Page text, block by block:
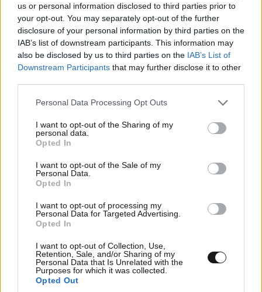
us or personal information disclosed to third parties prior to
your opt-out. You may separately opt-out of the further
disclosure of your personal information by third parties on the
IAB’s list of downstream participants. This information may
also be disclosed by us to third parties on the IAB’s List of
Downstream Participants that may further disclose it to other
Please note that this website/app uses one or more Google
not limited to your visit or usage behaviour. You may click to
grant or deny consent to Google and its third-party tags to
use your data for below specified purposes in below Google
consent section.
Personal Data Processing Opt Outs
I want to opt-out of the Sharing of my
personal data.
Opted In
I want to opt-out of the Sale of my
Personal Data.
Opted In
I want to opt-out of processing my
Personal Data for Targeted Advertising.
Opted In
I want to opt-out of Collection, Use,
Retention, Sale, and/or Sharing of my
Personal Data that Is Unrelated with the
Purposes for which it was collected.
Opted Out
Ninoxylopitas 12·02·2025 07:58
Μετά από Χρυσή και Ιωσηφίνα το χάος 🤡🤡🤡
Απαντήστε